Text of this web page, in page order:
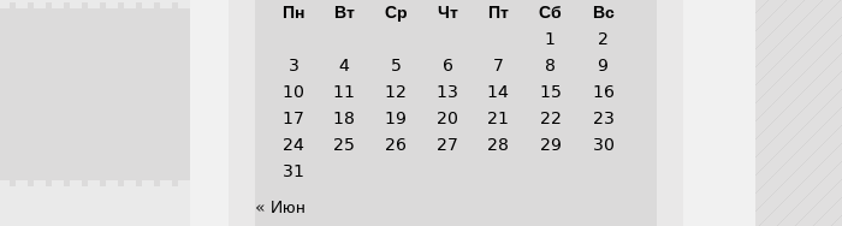
Пн Вт Ср Чт Пт Сб
Вс
1
2
3
4 5 6 7 8
9
10
11 12 13 14 15
16
17
18 19 20 21 22
23
24
25 26 27 28 29
30
31
« Июн